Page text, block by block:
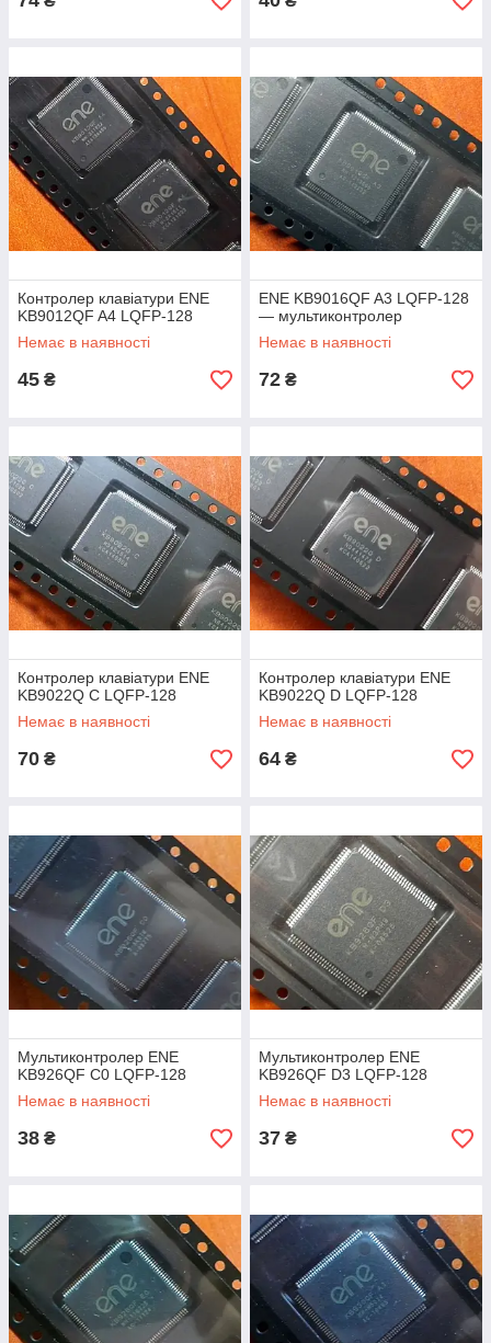
Контролер клавіатури ENE
KB9012QF A4 LQFP-128
Немає в наявності
45 ₴
ENE KB9016QF A3 LQFP-128
— мультиконтролер
Немає в наявності
72 ₴
Контролер клавіатури ENE
KB9022Q C LQFP-128
Немає в наявності
70 ₴
Контролер клавіатури ENE
KB9022Q D LQFP-128
Немає в наявності
64 ₴
Мультиконтролер ENE
KB926QF C0 LQFP-128
Немає в наявності
38 ₴
Мультиконтролер ENE
KB926QF D3 LQFP-128
Немає в наявності
37 ₴